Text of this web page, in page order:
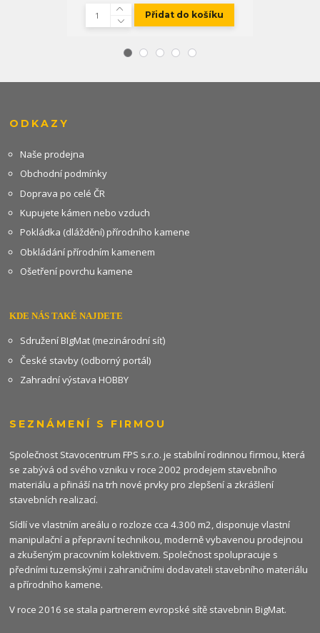
Přidat do košíku
ODKAZY
Naše prodejna
Obchodní podmínky
Doprava po celé ČR
Kupujete kámen nebo vzduch
Pokládka (dláždění) přírodního kamene
Obkládání přírodním kamenem
Ošetření povrchu kamene
KDE NÁS TAKÉ NAJDETE
Sdružení BIgMat (mezinárodní síť)
České stavby (odborný portál)
Zahradní výstava HOBBY
SEZNÁMENÍ S FIRMOU
Společnost Stavocentrum FPS s.r.o. je stabilní rodinnou firmou, která
se zabývá od svého vzniku v roce 2002 prodejem stavebního
materiálu a přináší na trh nové prvky pro zlepšení a zkrášlení
stavebních realizací.
Sídlí ve vlastním areálu o rozloze cca 4.300 m2, disponuje vlastní
manipulační a přepravní technikou, moderně vybavenou prodejnou
a zkušeným pracovním kolektivem. Společnost spolupracuje s
předními tuzemskými i zahraničními dodavateli stavebního materiálu
a přírodního kamene.
V roce 2016 se stala partnerem evropské sítě stavebnin BigMat.